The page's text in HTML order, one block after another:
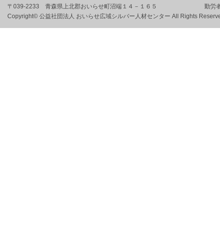
〒039-2233 青森県上北郡おいらせ町沼端１４－１６５ 勤労者
Copyright© 公益社団法人 おいらせ広域シルバー人材センター All Rights